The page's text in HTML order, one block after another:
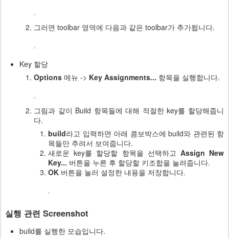
그러면 toolbar 영역에 다음과 같은 toolbar가 추가됩니다.
Key 할당
Options 메뉴 -> Key Assignments... 항목을 실행합니다.
그림과 같이 Build 항목들에 대해 적절한 key를 할당해줍니
다.
build라고 입력하면 아래 콤보박스에 build와 관련된 항
목들만 추려서 보여줍니다.
새로운 key를 할당할 항목을 선택하고 Assign New
Key... 버튼을 누른 후 할당할 키조합을 눌려줍니다.
OK 버튼을 눌러 설정한 내용을 저장합니다.
실행 관련 Screenshot
build를 실행한 모습입니다.